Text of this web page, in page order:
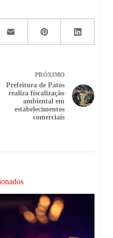
PRÓXIMO
Prefeitura de Patos
realiza fiscalização
ambiental em
estabelecimentos
comerciais